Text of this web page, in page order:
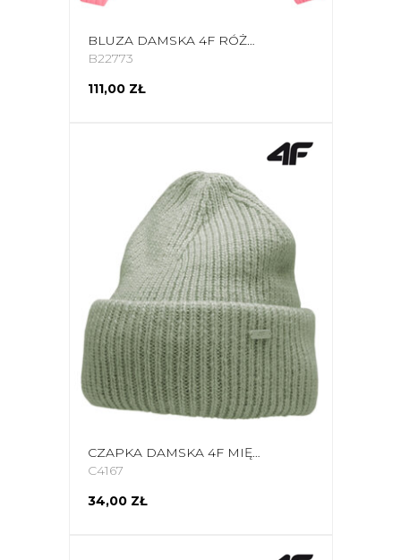
BLUZA DAMSKA 4F RÓŻOWA 4FSS23TSWSF255 54S
B22773
111,00 ZŁ
CZAPKA DAMSKA 4F MIĘTA MELANŻ H4Z22 CAD005 47M
C4167
34,00 ZŁ